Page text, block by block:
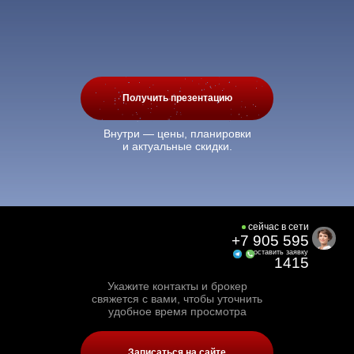
Получить презентацию
Внутри — цены, планировки
и актуальные скидки.
+7 905 595
1415
оставить заявку
cейчас в сети
Укажите контакты и брокер
свяжется с вами, чтобы уточнить
удобное время просмотра